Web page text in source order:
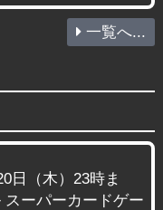
一覧へ...
日（木）23時ま
ーパーカードゲー